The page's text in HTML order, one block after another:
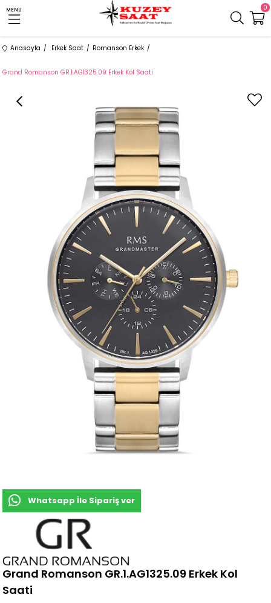
MENU 0
Anasayfa Erkek Saat Romanson Erkek
Grand Romanson GR.1.AG1325.09 Erkek Kol Saati
Whatsapp İle Sipariş ver
Grand Romanson GR.1.AG1325.09 Erkek Kol
Saati